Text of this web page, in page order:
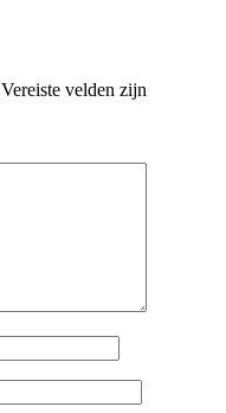
Vereiste velden zijn